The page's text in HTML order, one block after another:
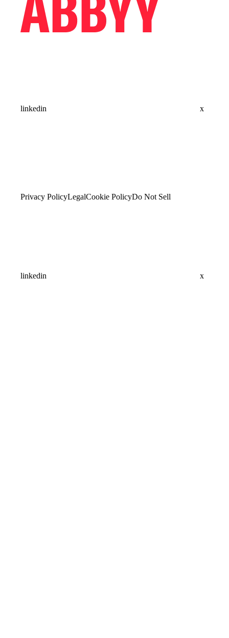
linkedin x
Privacy PolicyLegalCookie PolicyDo Not Sell
linkedin x